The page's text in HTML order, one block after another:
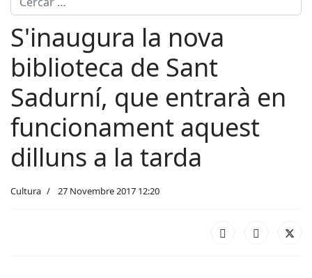
S'inaugura la nova
biblioteca de Sant
Sadurní, que entrarà en
funcionament aquest
dilluns a la tarda
Cultura 27 Novembre 2017 12:20